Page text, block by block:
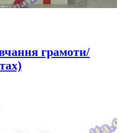
грамоти/